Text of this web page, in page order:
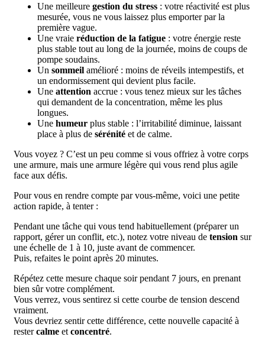
Une meilleure gestion du stress : votre réactivité est plus
mesurée, vous ne vous laissez plus emporter par la
première vague.
Une vraie réduction de la fatigue : votre énergie reste
plus stable tout au long de la journée, moins de coups de
pompe soudains.
Un sommeil amélioré : moins de réveils intempestifs, et
un endormissement qui devient plus facile.
Une attention accrue : vous tenez mieux sur les tâches
qui demandent de la concentration, même les plus
longues.
Une humeur plus stable : l’irritabilité diminue, laissant
place à plus de sérénité et de calme.
Vous voyez ? C’est un peu comme si vous offriez à votre corps
une armure, mais une armure légère qui vous rend plus agile
face aux défis.
Pour vous en rendre compte par vous-même, voici une petite
action rapide, à tenter :
Pendant une tâche qui vous tend habituellement (préparer un
rapport, gérer un conflit, etc.), notez votre niveau de tension sur
une échelle de 1 à 10, juste avant de commencer.
Puis, refaites le point après 20 minutes.
Répétez cette mesure chaque soir pendant 7 jours, en prenant
bien sûr votre complément.
Vous verrez, vous sentirez si cette courbe de tension descend
vraiment.
Vous devriez sentir cette différence, cette nouvelle capacité à
restercalme et concentré.